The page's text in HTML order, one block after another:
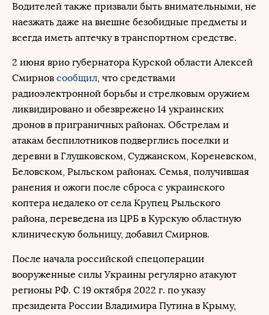
Водителей также призвали быть внимательными, не
наезжать даже на внешне безобидные предметы и
всегда иметь аптечку в транспортном средстве.
2 июня врио губернатора Курской области Алексей
Смирнов сообщил, что средствами
радиоэлектронной борьбы и стрелковым оружием
ликвидировано и обезврежено 14 украинских
дронов в приграничных районах. Обстрелам и
атакам беспилотников подверглись поселки и
деревни в Глушковском, Суджанском, Кореневском,
Беловском, Рыльском районах. Семья, получившая
ранения и ожоги после сброса с украинского
коптера недалеко от села Крупец Рыльского
района, переведена из ЦРБ в Курскую областную
клиническую больницу, добавил Смирнов.
После начала российской спецоперации
вооруженные силы Украины регулярно атакуют
регионы РФ. С 19 октября 2022 г. по указу
президента России Владимира Путина в Крыму,